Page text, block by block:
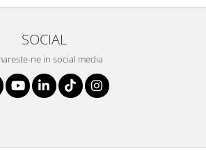
SOCIAL
ne in social media